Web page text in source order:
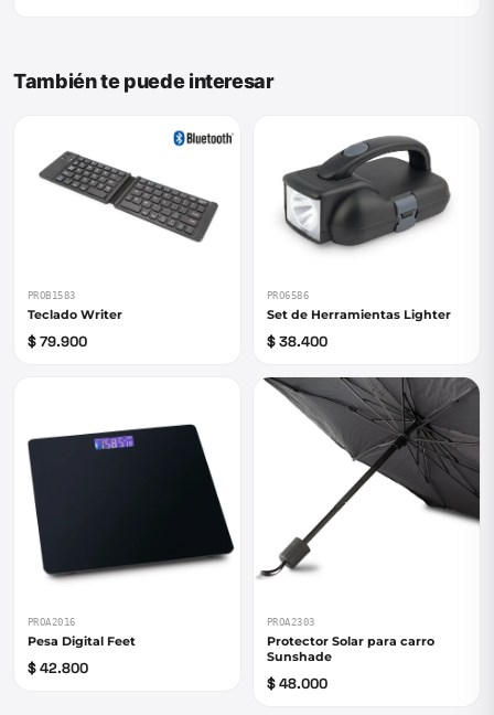
También te puede interesar
PROB1583
Teclado Writer
$ 79.900
PRO6586
Set de Herramientas Lighter
$ 38.400
PROA2016
Pesa Digital Feet
$ 42.800
PROA2303
Protector Solar para carro
Sunshade
$ 48.000